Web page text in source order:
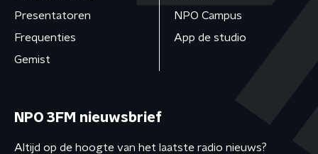
Presentatoren
Frequenties
Gemist
NPO Campus
App de studio
NPO 3FM nieuwsbrief
Altijd op de hoogte van het laatste radio nieuws?